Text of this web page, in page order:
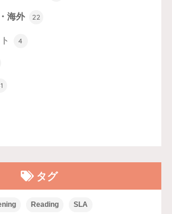
海外 22
4
タグ
Reading SLA